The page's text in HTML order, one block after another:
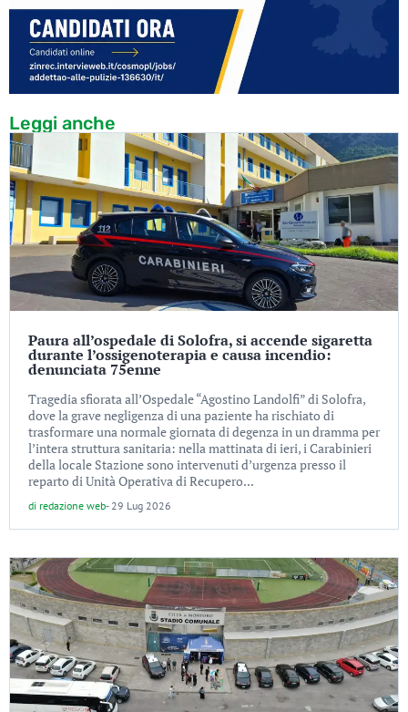
Leggi anche
Paura all’ospedale di Solofra, si accende sigaretta
durante l’ossigenoterapia e causa incendio:
denunciata 75enne
Tragedia sfiorata all’Ospedale “Agostino Landolfi” di Solofra,
dove la grave negligenza di una paziente ha rischiato di
trasformare una normale giornata di degenza in un dramma per
l’intera struttura sanitaria: nella mattinata di ieri, i Carabinieri
della locale Stazione sono intervenuti d’urgenza presso il
reparto di Unità Operativa di Recupero...
di redazione web- 29 Lug 2026